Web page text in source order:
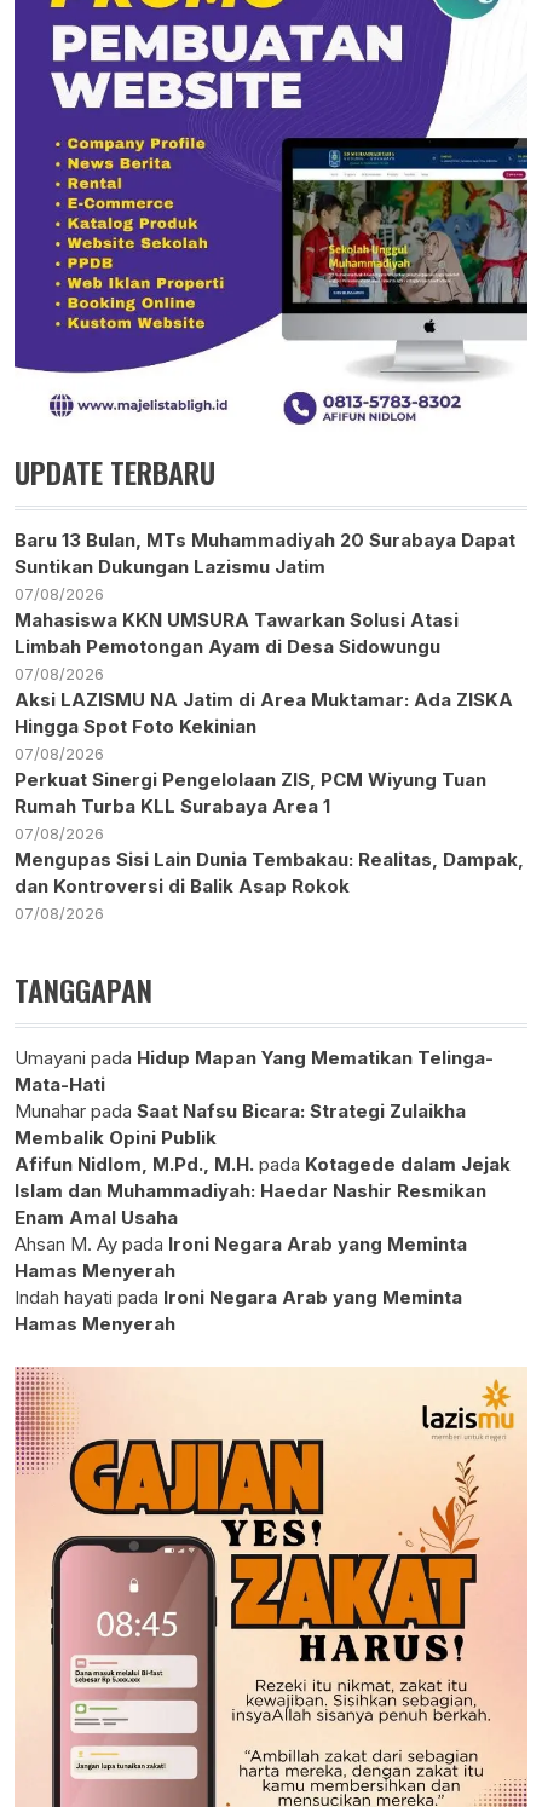
UPDATE TERBARU
Baru 13 Bulan, MTs Muhammadiyah 20 Surabaya Dapat
Suntikan Dukungan Lazismu Jatim
07/08/2026
Mahasiswa KKN UMSURA Tawarkan Solusi Atasi
Limbah Pemotongan Ayam di Desa Sidowungu
07/08/2026
Aksi LAZISMU NA Jatim di Area Muktamar: Ada ZISKA
Hingga Spot Foto Kekinian
07/08/2026
Perkuat Sinergi Pengelolaan ZIS, PCM Wiyung Tuan
Rumah Turba KLL Surabaya Area 1
07/08/2026
Mengupas Sisi Lain Dunia Tembakau: Realitas, Dampak,
dan Kontroversi di Balik Asap Rokok
07/08/2026
TANGGAPAN
Umayani pada Hidup Mapan Yang Mematikan Telinga-
Mata-Hati
Munahar pada Saat Nafsu Bicara: Strategi Zulaikha
Membalik Opini Publik
Afifun Nidlom, M.Pd., M.H. pada Kotagede dalam Jejak
Islam dan Muhammadiyah: Haedar Nashir Resmikan
Enam Amal Usaha
Ahsan M. Ay pada Ironi Negara Arab yang Meminta
Hamas Menyerah
Indah hayati pada Ironi Negara Arab yang Meminta
Hamas Menyerah